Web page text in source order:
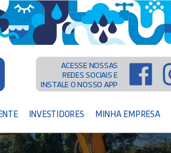
ACESSE NOSSAS
REDES SOCIAIS E
INSTALE O NOSSO APP
INVESTIDORES MINHA EMPRESA